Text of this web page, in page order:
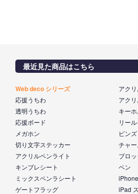
最近見た商品はこちら
Web deco シリーズ
応援うちわ
透明うちわ
応援ボード
メガホン
切り文字ステッカー
アクリルペンライト
キンブレシート
ミックスペンラシート
ゲートフラッグ
アク
アク
キー
リー
ピンズ
チャー
ブロ
ペン
iPad